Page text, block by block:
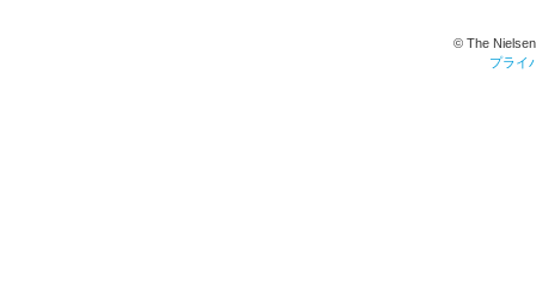
© The
プライ